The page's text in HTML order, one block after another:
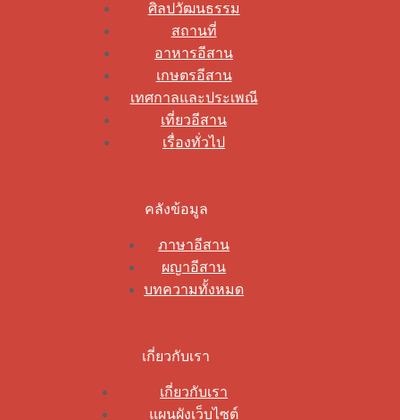
ศิลปวัฒนธรรม
สถานที่
อาหารอีสาน
เกษตรอีสาน
เทศกาลและประเพณี
เที่ยวอีสาน
เรื่องทั่วไป
คลังข้อมูล
ภาษาอีสาน
ผญาอีสาน
บทความทั้งหมด
เกี่ยวกับเรา
เกี่ยวกับเรา
แผนผังเว็บไซต์